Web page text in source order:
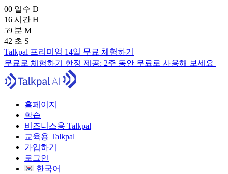
00 일수 D
16 시간 H
59 분 M
40 초 S
Talkpal 프리미엄 14일 무료 체험하기
무료로 체험하기 한정 제공: 2주 동안 무료로 사용해 보세요
홈페이지
학습
비즈니스용 Talkpal
교육용 Talkpal
가입하기
로그인
한국어